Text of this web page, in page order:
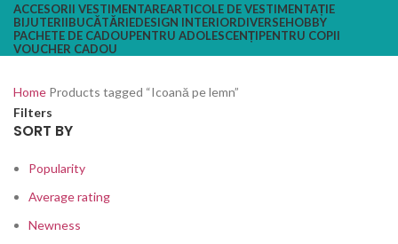
ACCESORII VESTIMENTAREARTICOLE DE VESTIMENTAȚIE
BIJUTERIIBUCĂTĂRIEDESIGN INTERIORDIVERSEHOBBY
PACHETE DE CADOUPENTRU ADOLESCENȚIPENTRU COPII
VOUCHER CADOU
Home Products tagged “Icoană pe lemn”
Filters
SORT BY
Popularity
Average rating
Newness